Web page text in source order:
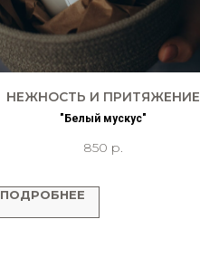
НЕЖНОСТЬ И ПРИТЯЖЕНИЕ
"Белый мускус"
850 р.
ПОДРОБНЕЕ